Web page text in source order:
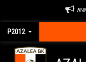
P2012